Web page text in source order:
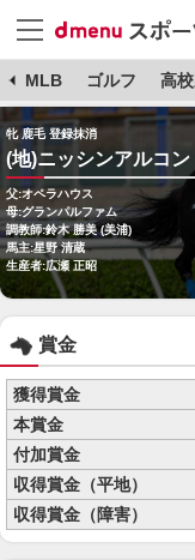
MLB ゴルフ 高
牝 鹿毛 登録抹消
(地)ニッシンアルコン
父:オペラハウス
母:グランパルファム
調教師:鈴木 勝美 (美浦)
馬主:星野 清蔵
生産者:広瀬 正昭
賞金
獲得賞金
本賞金
付加賞金
収得賞金（平地）
収得賞金（障害）